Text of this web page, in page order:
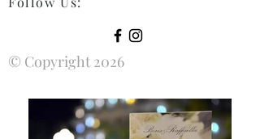
© Copyright 2026